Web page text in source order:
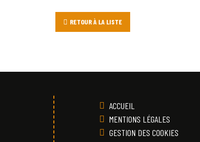
RETOUR À LA LISTE
ACCUEIL
MENTIONS LÉGALES
GESTION DES COOKIES